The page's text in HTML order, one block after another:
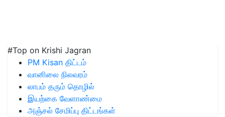
#Top on Krishi Jagran
PM Kisan திட்டம்
வானிலை நிலவரம்
லாபம் தரும் தொழில்
இயற்கை வேளாண்மை
அஞ்சல் சேமிப்பு திட்டங்கள்